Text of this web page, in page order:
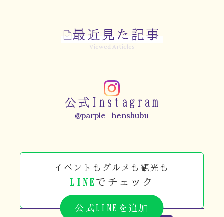
最近見た記事
Viewed Articles
公式Instagram
@parple_henshubu
イベントもグルメも観光も
LINE でチェック
公式LINEを追加